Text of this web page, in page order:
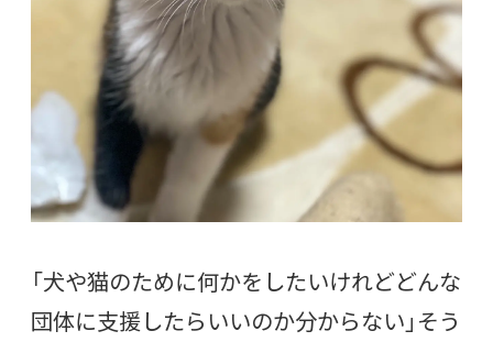
「犬や猫のために何かをしたいけれどどんな
団体に支援したらいいのか分からない」そう